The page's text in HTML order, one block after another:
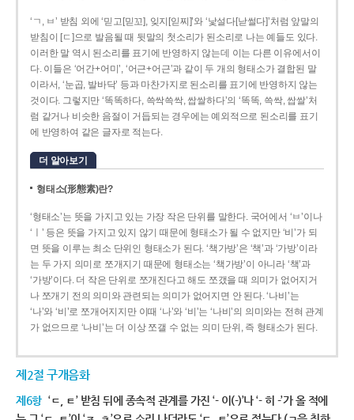
‘ㄱ, ㅂ’ 받침 외에 ‘믿고[믿꼬], 잊지[읻찌]’와 ‘낯설다[낟썰다]’처럼 앞말의
받침이 [ㄷ]으로 발음될 때 뒷말의 첫소리가 된소리로 나는 예들도 있다.
이러한 말 역시 된소리를 표기에 반영하지 않는데 이는 다른 이유에서이
다. 이들은 ‘어간+어미’, ‘어근+어근’과 같이 두 개의 형태소가 결합된 말
이라서, ‘눈곱, 발바닥’ 등과 마찬가지로 된소리를 표기에 반영하지 않는
것이다. 그렇지만 ‘똑똑하다, 쓱싹쓱싹, 쌉쌀하다’의 ‘똑똑, 쓱싹, 쌉쌀’처
럼 같거나 비슷한 음절이 거듭되는 경우에는 예외적으로 된소리를 표기
에 반영하여 같은 글자로 적는다.
더 알아보기
형태소(形態素)란?
‘형태소’는 뜻을 가지고 있는 가장 작은 단위를 말한다. 국어에서 ‘ㅂ’이나
‘ㅣ’ 등은 뜻을 가지고 있지 않기 때문에 형태소가 될 수 없지만 ‘비’가 되
면 뜻을 이루는 최소 단위인 형태소가 된다. ‘책가방’은 ‘책’과 ‘가방’이라
는 두 가지 의미로 쪼개지기 때문에 형태소는 ‘책가방’이 아니라 ‘책’과
‘가방’이다. 더 작은 단위로 쪼개진다고 해도 쪼갰을 때 의미가 없어지거
나 쪼개기 전의 의미와 관련되는 의미가 없어지면 안 된다. ‘나비’는
‘나’와 ‘비’로 쪼개어지지만 이때 ‘나’와 ‘비’는 ‘나비’의 의미와는 전혀 관계
가 없으므로 ‘나비’는 더 이상 쪼갤 수 없는 의미 단위, 즉 형태소가 된다.
제2절 구개음화
제6항 ‘ㄷ, ㅌ’ 받침 뒤에 종속적 관계를 가진 ‘- 이(-)’나 ‘- 히 -’가 올 적에